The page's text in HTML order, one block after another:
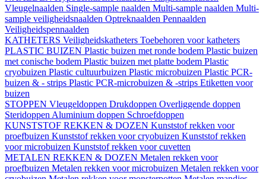
Vleugelnaalden Single-sample naalden Multi-sample naalden Multi-
sample veiligheidsnaalden Optreknaalden Pennaalden
Veiligheidspennaalden
KATHETERS Veiligheidskatheters Toebehoren voor katheters
PLASTIC BUIZEN Plastic buizen met ronde bodem Plastic buizen
met conische bodem Plastic buizen met platte bodem Plastic
cryobuizen Plastic cultuurbuizen Plastic microbuizen Plastic PCR-
buizen & - strips Plastic PCR-microbuizen & -strips Etiketten voor
buizen
STOPPEN Vleugeldoppen Drukdoppen Overliggende doppen
Steridoppen Aluminium doppen Schroefdoppen
KUNSTSTOF REKKEN & DOZEN Kunststof rekken voor
proefbuizen Kunststof rekken voor cryobuizen Kunststof rekken
voor microbuizen Kunststof rekken voor cuvetten
METALEN REKKEN & DOZEN Metalen rekken voor
proefbuizen Metalen rekken voor microbuizen Metalen rekken voor